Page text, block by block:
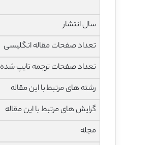
سال انتشار
تعداد صفحات مقاله انگلیسی
تعداد صفحات ترجمه تایپ شده
رشته های مرتبط با این مقاله
گرایش های مرتبط با این مقاله
مجله